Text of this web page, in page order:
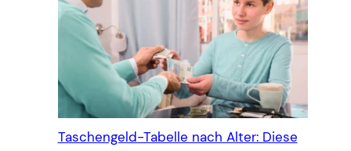
Taschengeld-Tabelle nach Alter: Diese